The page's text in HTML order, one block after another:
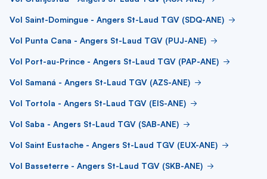
Vol Saint-Domingue - Angers St-Laud TGV (SDQ-ANE)
Vol Punta Cana - Angers St-Laud TGV (PUJ-ANE)
Vol Port-au-Prince - Angers St-Laud TGV (PAP-ANE)
Vol Samaná - Angers St-Laud TGV (AZS-ANE)
Vol Tortola - Angers St-Laud TGV (EIS-ANE)
Vol Saba - Angers St-Laud TGV (SAB-ANE)
Vol Saint Eustache - Angers St-Laud TGV (EUX-ANE)
Vol Basseterre - Angers St-Laud TGV (SKB-ANE)